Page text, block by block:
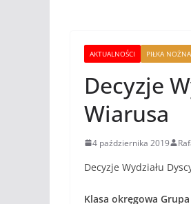
AKTUALNOŚCI PIŁKA NOŻNA
Decyzje
Wiarusa
4 października 2019
Decyzje Wydziału
Klasa okręgowa